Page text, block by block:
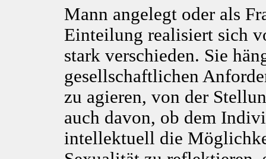
Mann angelegt oder als
Einteilung realisiert sich
stark verschieden. Sie
gesellschaftlichen
zu agieren, von der
auch davon, ob dem
intellektuell die